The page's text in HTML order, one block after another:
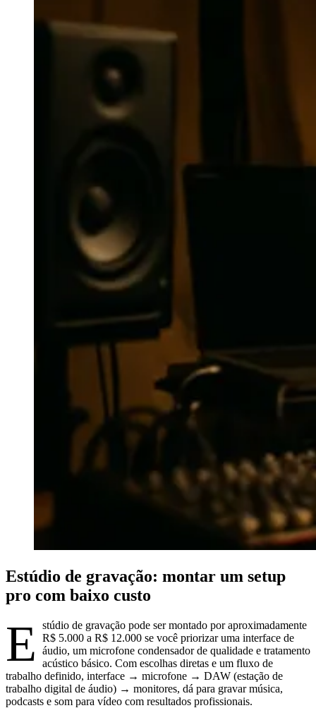
Estúdio de gravação: montar um setup
pro com baixo custo
E
stúdio de gravação pode ser montado por aproximadamente
R$ 5.000 a R$ 12.000 se você priorizar uma interface de
áudio, um microfone condensador de qualidade e tratamento
acústico básico. Com escolhas diretas e um fluxo de
trabalho definido, interface → microfone → DAW (estação de
trabalho digital de áudio) → monitores, dá para gravar música,
podcasts e som para vídeo com resultados profissionais.